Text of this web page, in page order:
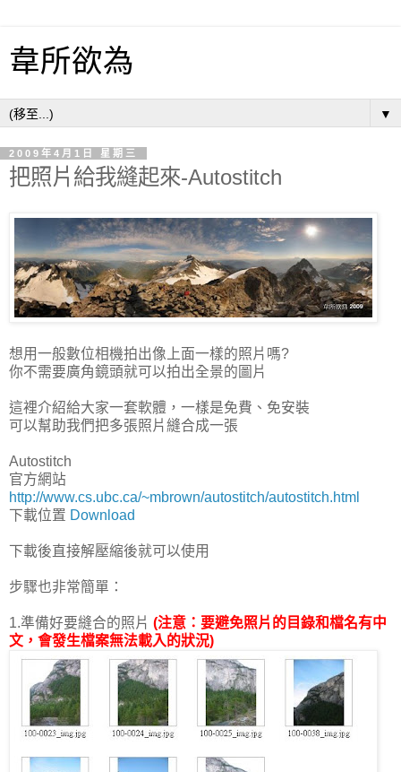
韋所欲為
▼
2009年4月1日 星期三
把照片給我縫起來-Autostitch
想用一般數位相機拍出像上面一樣的照片嗎?
你不需要廣角鏡頭就可以拍出全景的圖片
這裡介紹給大家一套軟體，一樣是免費、免安裝
可以幫助我們把多張照片縫合成一張
Autostitch
官方網站
http://www.cs.ubc.ca/~mbrown/autostitch/autostitch.html
下載位置 Download
下載後直接解壓縮後就可以使用
步驟也非常簡單：
1.準備好要縫合的照片 (注意：要避免照片的目錄和檔名有中
文，會發生檔案無法載入的狀況)